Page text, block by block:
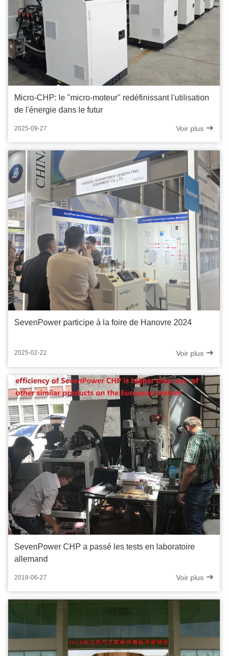
Micro-CHP: le "micro-moteur" redéfinissant l'utilisation
de l'énergie dans le futur
2025-09-27 Voir plus
SevenPower participe à la foire de Hanovre 2024
2025-02-22 Voir plus
SevenPower CHP a passé les tests en laboratoire
allemand
2018-06-27 Voir plus